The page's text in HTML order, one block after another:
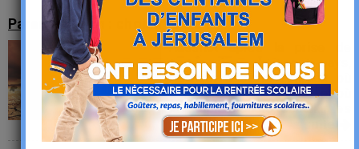
Parachat Rééh : choisir la vie !
Aussitôt après la prise de
possession de son pays,
Hachem désigne l'endroit où
s'élèvera son sanctuaire, et où
le peuple viendra recueillir les
enseignements de ses chefs.
Une mesure particulière
Lire la suite